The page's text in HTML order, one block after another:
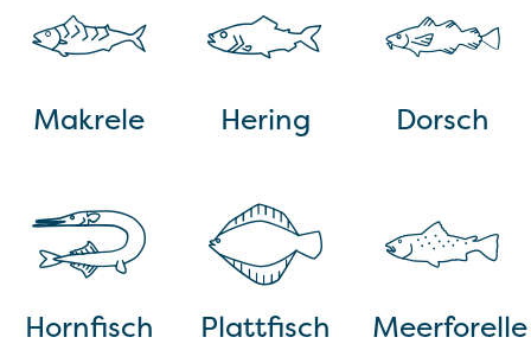
Makrele Hering Dorsch
Hornfisch Plattfisch Meerforelle